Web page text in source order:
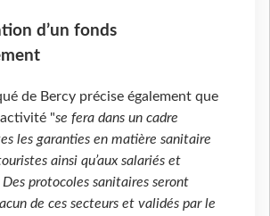
d’un fonds
de Bercy précise également que
"se fera dans un cadre
les garanties en matière sanitaire
ainsi qu’aux salariés et
protocoles sanitaires seront
de ces secteurs et validés par le